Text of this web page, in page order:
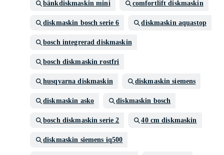
bänkdiskmaskin mini comfortlift diskmaskin
diskmaskin bosch serie 6 diskmaskin aquastop
bosch integrerad diskmaskin
bosch diskmaskin rostfri
husqvarna diskmaskin diskmaskin siemens
diskmaskin asko diskmaskin bosch
bosch diskmaskin serie 2 40 cm diskmaskin
diskmaskin siemens iq500